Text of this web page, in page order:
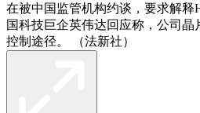
在被中国监管机构约谈，要求解释
国科技巨企英伟达回应称，公司
控制途径。 （法新社）